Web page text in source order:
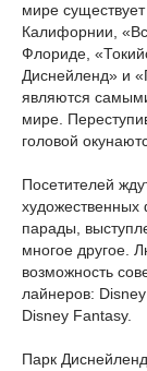
мире
Калифорнии,
Флориде,
Диснейленд» и
являются
мире.
головой
Посетителей
парады,
многое другое.
возможность
лайнеров:
Disney Fantasy.
Парк